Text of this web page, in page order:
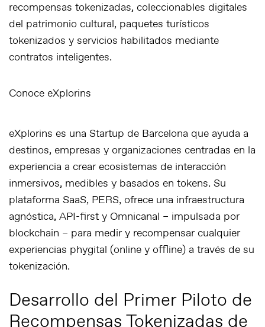
recompensas tokenizadas, coleccionables digitales
del patrimonio cultural, paquetes turísticos
tokenizados y servicios habilitados mediante
contratos inteligentes.
Conoce eXplorins
eXplorins es una Startup de Barcelona que ayuda a
destinos, empresas y organizaciones centradas en la
experiencia a crear ecosistemas de interacción
inmersivos, medibles y basados en tokens. Su
plataforma SaaS, PERS, ofrece una infraestructura
agnóstica, API-first y Omnicanal – impulsada por
blockchain – para medir y recompensar cualquier
experiencias phygital (online y offline) a través de su
tokenización.
Desarrollo del Primer Piloto de
Recompensas Tokenizadas de